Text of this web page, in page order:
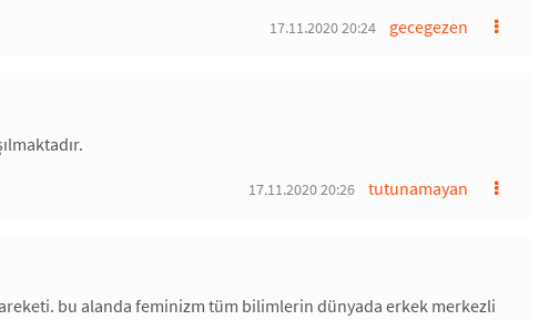
gecegezen
17.11.2020 20:24
tutunamayan
17.11.2020 20:26
bu alanda feminizm tüm bilimlerin dünyada erkek merkezli